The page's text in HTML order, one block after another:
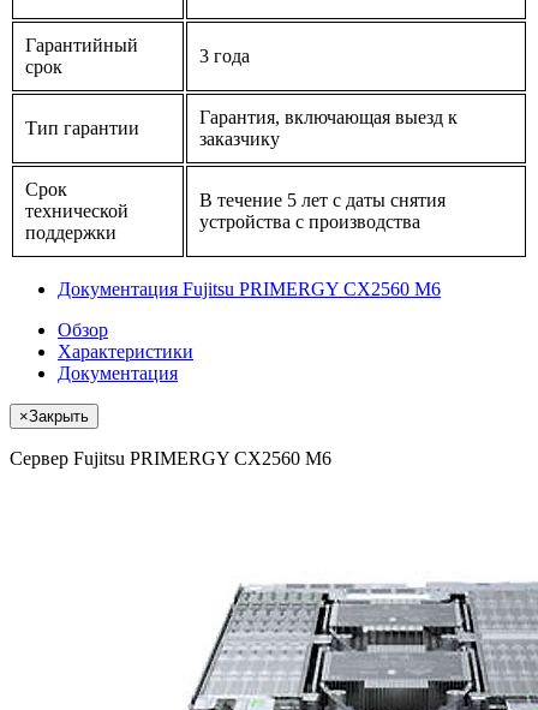
Гарантийный
срок
3 года
Тип гарантии
Гарантия, включающая выезд к
заказчику
Срок
технической
поддержки
В течение 5 лет с даты снятия
устройства с производства
Документация Fujitsu PRIMERGY CX2560 M6
Обзор
Характеристики
Документация
×Закрыть
Сервер Fujitsu PRIMERGY CX2560 M6